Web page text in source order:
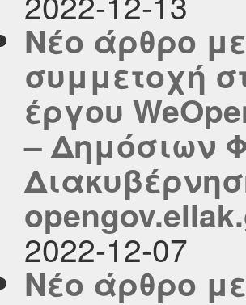
Νέο άρθρο
συμμετοχή
έργου
– Δημόσιων
2022-12-07
Νέο άρθρο